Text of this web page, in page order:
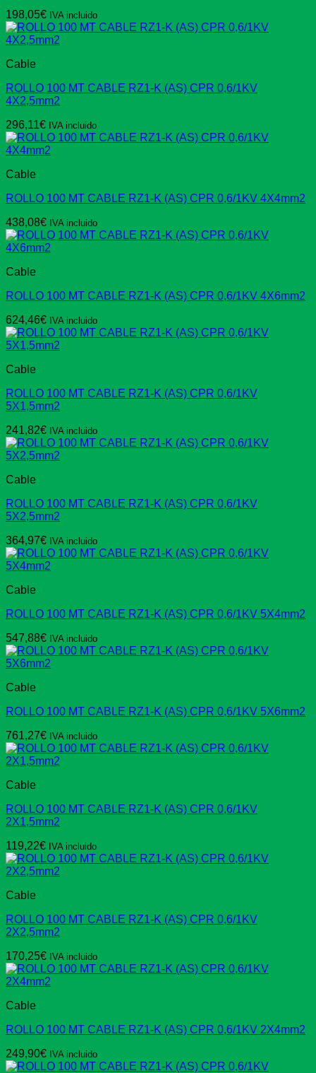
198,05€ IVA incluido
Cable
ROLLO 100 MT CABLE RZ1-K (AS) CPR 0,6/1KV
4X2,5mm2
296,11€ IVA incluido
Cable
ROLLO 100 MT CABLE RZ1-K (AS) CPR 0,6/1KV 4X4mm2
438,08€ IVA incluido
Cable
ROLLO 100 MT CABLE RZ1-K (AS) CPR 0,6/1KV 4X6mm2
624,46€ IVA incluido
Cable
ROLLO 100 MT CABLE RZ1-K (AS) CPR 0,6/1KV
5X1,5mm2
241,82€ IVA incluido
Cable
ROLLO 100 MT CABLE RZ1-K (AS) CPR 0,6/1KV
5X2,5mm2
364,97€ IVA incluido
Cable
ROLLO 100 MT CABLE RZ1-K (AS) CPR 0,6/1KV 5X4mm2
547,88€ IVA incluido
Cable
ROLLO 100 MT CABLE RZ1-K (AS) CPR 0,6/1KV 5X6mm2
761,27€ IVA incluido
Cable
ROLLO 100 MT CABLE RZ1-K (AS) CPR 0,6/1KV
2X1,5mm2
119,22€ IVA incluido
Cable
ROLLO 100 MT CABLE RZ1-K (AS) CPR 0,6/1KV
2X2,5mm2
170,25€ IVA incluido
Cable
ROLLO 100 MT CABLE RZ1-K (AS) CPR 0,6/1KV 2X4mm2
249,90€ IVA incluido